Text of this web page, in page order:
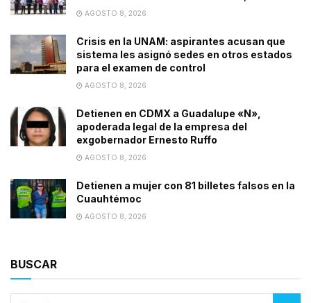
AGOSTO 8, 2026
Crisis en la UNAM: aspirantes acusan que
sistema les asignó sedes en otros estados
para el examen de control
AGOSTO 8, 2026
Detienen en CDMX a Guadalupe «N»,
apoderada legal de la empresa del
exgobernador Ernesto Ruffo
AGOSTO 8, 2026
Detienen a mujer con 81 billetes falsos en la
Cuauhtémoc
AGOSTO 8, 2026
BUSCAR